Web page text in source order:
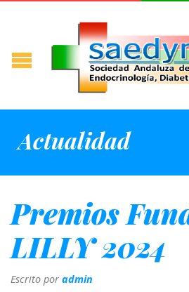
Actualidad
Premios
LILLY 2024
Escrito por admin